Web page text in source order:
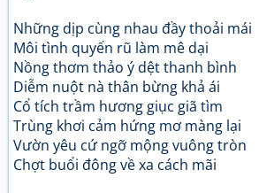
Những dịp cùng nhau đầy thoải mái
Môi tình quyến rũ làm mê dại
Nồng thơm thảo ý dệt thanh bình
Diễm nuột nà thân bừng khả ái
Cổ tích trầm hương giục giã tìm
Trùng khơi cảm hứng mơ màng lại
Vườn yêu cứ ngỡ mộng vuông tròn
Chợt buổi đông về xa cách mãi